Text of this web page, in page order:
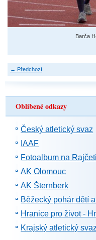
Barča
← Předchozí
Oblíbené odkazy
Český atletický svaz
IAAF
Fotoalbum na Rajčeti
AK Olomouc
AK Šternberk
Běžecký pohár dětí
Hranice pro život -
Krajský atletický